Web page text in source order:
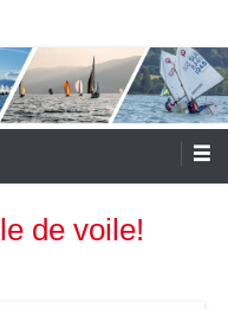
d'Estavayer
de voile!